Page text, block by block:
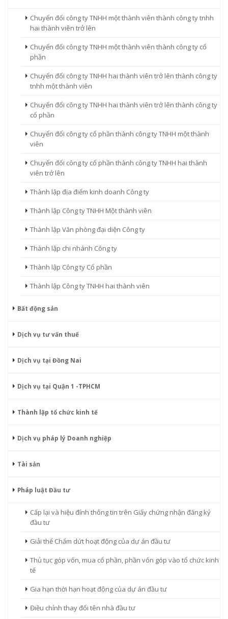
Chuyển đổi công ty TNHH một thành viên thành công ty tnhh
hai thành viên trở lên
Chuyển đổi công ty TNHH một thành viên thành công ty cổ
phần
Chuyển đổi công ty TNHH hai thành viên trở lên thành công ty
tnhh một thành viên
Chuyển đổi công ty TNHH hai thành viên trở lên thành công ty
cổ phần
Chuyển đổi công ty cổ phần thành công ty TNHH một thành
viên
Chuyển đổi công ty cổ phần thành công ty TNHH hai thành
viên trở lên
Thành lập địa điểm kinh doanh Công ty
Thành lập Công ty TNHH Một thành viên
Thành lập Văn phòng đại diện Công ty
Thành lập chi nhánh Công ty
Thành lập Công ty Cổ phần
Thành lập Công ty TNHH hai thành viên
Bất động sản
Dịch vụ tư vấn thuế
Dịch vụ tại Đồng Nai
Dịch vụ tại Quận 1 -TPHCM
Thành lập tổ chức kinh tế
Dịch vụ pháp lý Doanh nghiệp
Tài sản
Pháp luật Đầu tư
Cấp lại và hiệu đính thông tin trên Giấy chứng nhận đăng ký
đầu tư
Giải thể Chấm dứt hoạt động của dự án đầu tư
Thủ tục góp vốn, mua cổ phần, phần vốn góp vào tổ chức kinh
tế
Gia hạn thời hạn hoạt động của dự án đầu tư
Điều chỉnh thay đổi tên nhà đầu tư